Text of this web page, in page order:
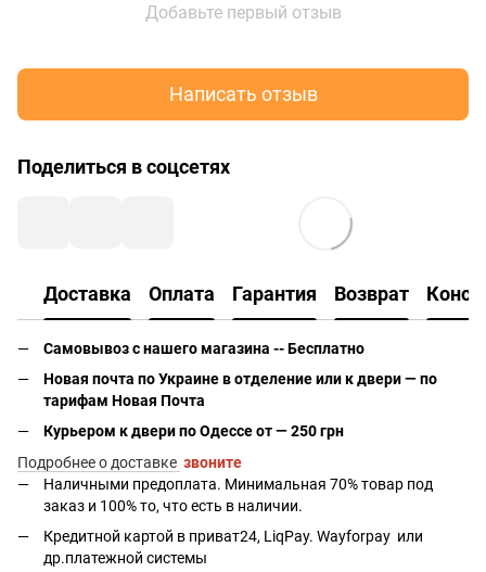
Добавьте первый отзыв
Написать отзыв
Поделиться в соцсетях
Доставка Оплата Гарантия Возврат
Самовывоз с нашего магазина -- Бесплатно
Новая почта по Украине в отделение или к двери — по
тарифам Новая Почта
Курьером к двери по Одессе от — 250 грн
Подробнее о доставке звоните
Наличными предоплата. Минимальная 70% товар под
заказ и 100% то, что есть в наличии.
Кредитной картой в приват24, LiqPay. Wayforpay или
др.платежной системы